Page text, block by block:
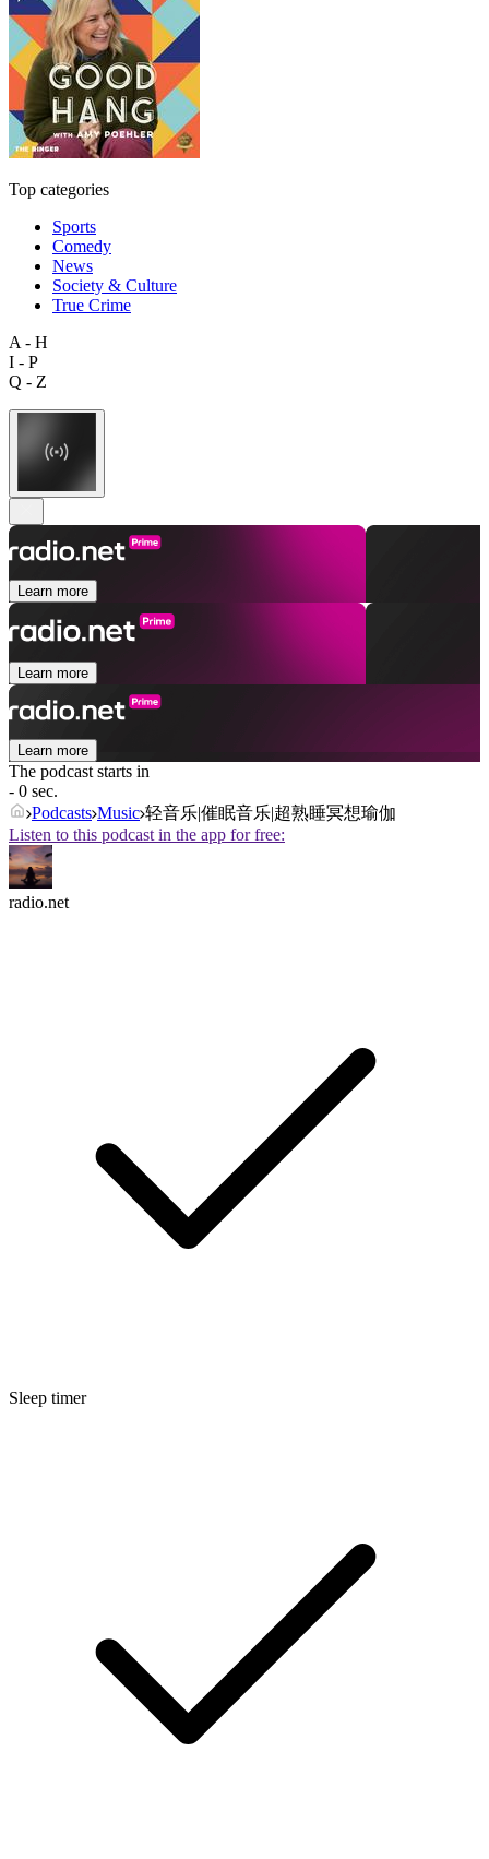
Top categories
Sports
Comedy
News
Society & Culture
True Crime
A - H
I - P
Q - Z
Learn more
Learn more
Learn more
The podcast starts in
- 0 sec.
Podcasts Music 轻音乐|催眠音乐|超熟睡冥想瑜伽
Listen to this podcast in the app for free:
radio.net
Sleep timer